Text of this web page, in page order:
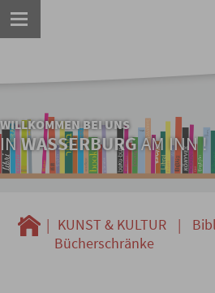
WILLKOMMEN BEI UNS
INWASSERBURGAM INN !
| KUNST & KULTUR |
Bücherschränke